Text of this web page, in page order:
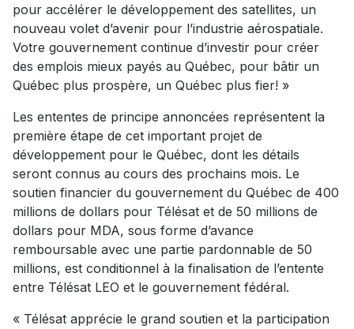
pour accélérer le développement des satellites, un
nouveau volet d’avenir pour l’industrie aérospatiale.
Votre gouvernement continue d’investir pour créer
des emplois mieux payés au Québec, pour bâtir un
Québec plus prospère, un Québec plus fier! »
Les ententes de principe annoncées représentent la
première étape de cet important projet de
développement pour le Québec, dont les détails
seront connus au cours des prochains mois. Le
soutien financier du gouvernement du Québec de 400
millions de dollars pour Télésat et de 50 millions de
dollars pour MDA, sous forme d’avance
remboursable avec une partie pardonnable de 50
millions, est conditionnel à la finalisation de l’entente
entre Télésat LEO et le gouvernement fédéral.
« Télésat apprécie le grand soutien et la participation